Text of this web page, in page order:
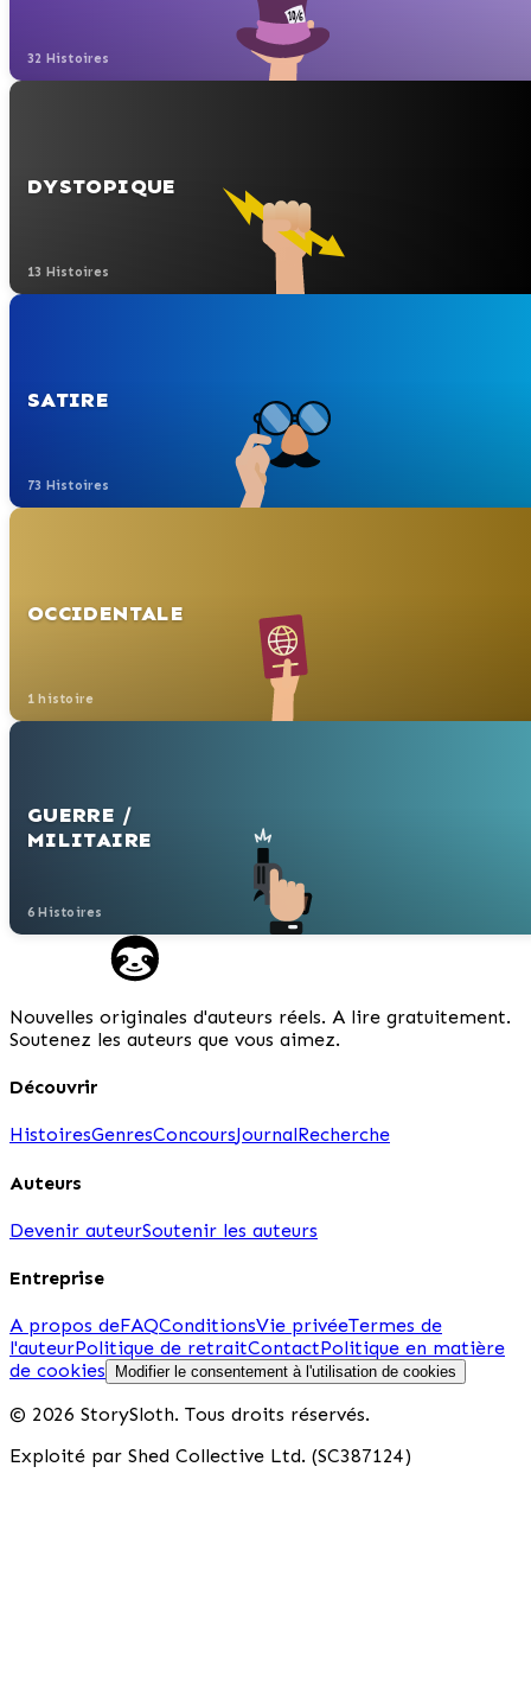
32 Histoires
DYSTOPIQUE
13 Histoires
SATIRE
73 Histoires
OCCIDENTALE
1 histoire
GUERRE /
MILITAIRE
6 Histoires
Nouvelles originales d'auteurs réels. A lire gratuitement.
Soutenez les auteurs que vous aimez.
Découvrir
HistoiresGenresConcoursJournalRecherche
Auteurs
Devenir auteurSoutenir les auteurs
Entreprise
A propos deFAQConditionsVie privéeTermes de
l'auteurPolitique de retraitContactPolitique en matière
de cookies
Modifier le consentement à l'utilisation de cookies
© 2026 StorySloth. Tous droits réservés.
Exploité par Shed Collective Ltd. (SC387124)